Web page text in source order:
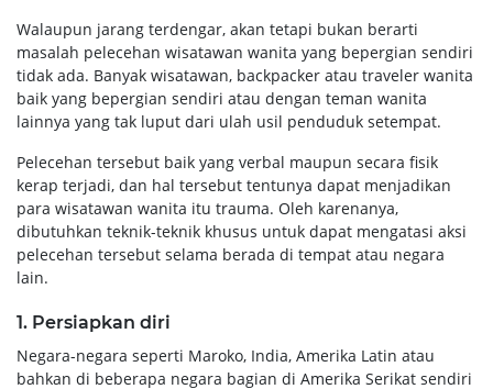
Walaupun jarang terdengar, akan tetapi bukan berarti
masalah pelecehan wisatawan wanita yang bepergian sendiri
tidak ada. Banyak wisatawan, backpacker atau traveler wanita
baik yang bepergian sendiri atau dengan teman wanita
lainnya yang tak luput dari ulah usil penduduk setempat.
Pelecehan tersebut baik yang verbal maupun secara fisik
kerap terjadi, dan hal tersebut tentunya dapat menjadikan
para wisatawan wanita itu trauma. Oleh karenanya,
dibutuhkan teknik-teknik khusus untuk dapat mengatasi aksi
pelecehan tersebut selama berada di tempat atau negara
lain.
1. Persiapkan diri
Negara-negara seperti Maroko, India, Amerika Latin atau
bahkan di beberapa negara bagian di Amerika Serikat sendiri